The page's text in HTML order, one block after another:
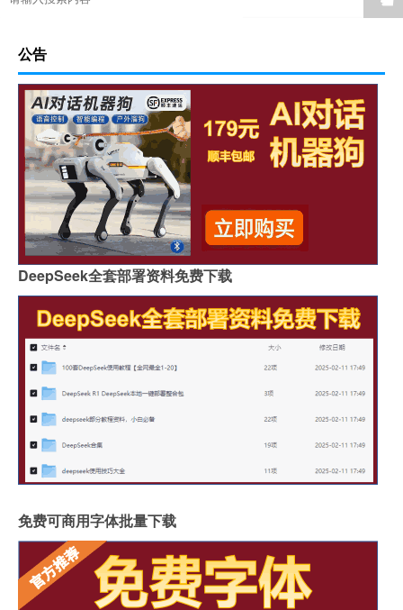
公告
DeepSeek全套部署资料免费下载
免费可商用字体批量下载